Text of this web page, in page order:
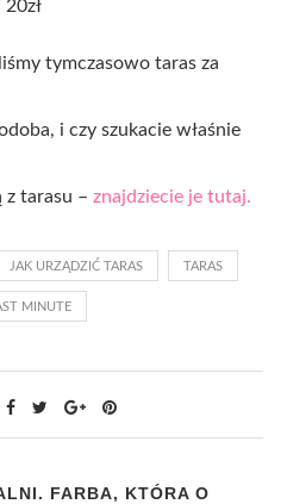
tymczasowo taras za
i czy szukacie właśnie
z tarasu – znajdziecie je tutaj.
JAK URZĄDZIĆ TARAS TARAS
MINUTE
FARBA, KTÓRA O